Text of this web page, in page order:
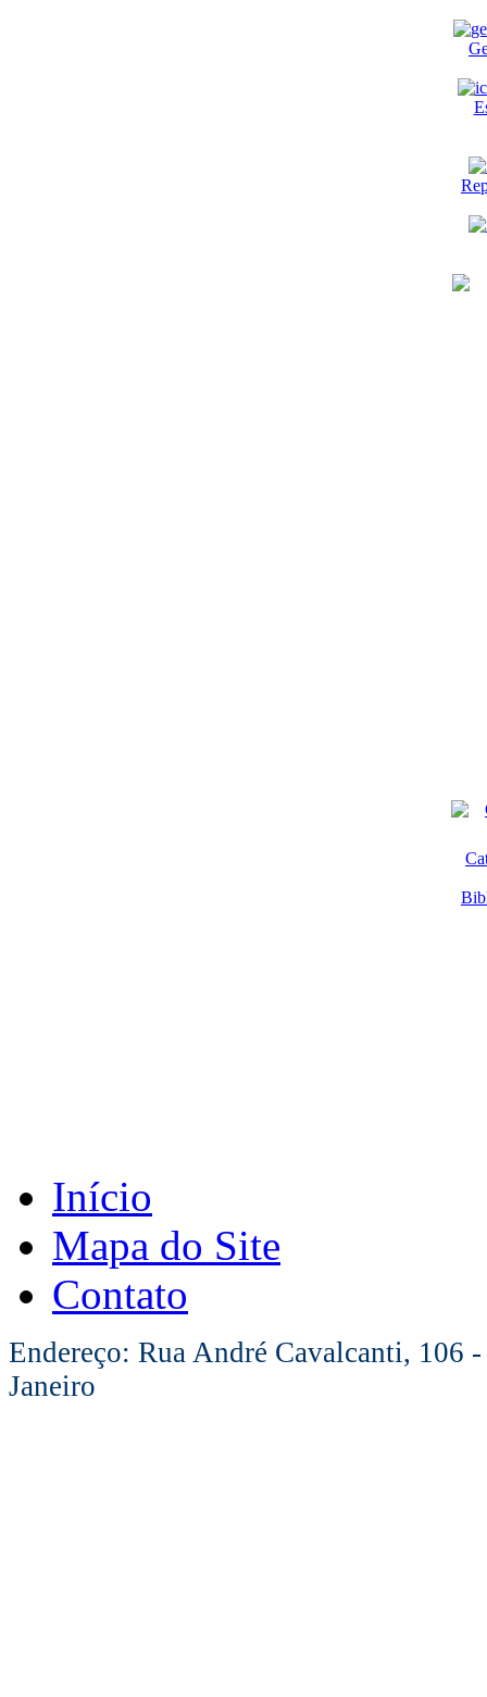
Início
Mapa do Site
Contato
Endereço: Rua André Cavalcanti, 106
Janeiro